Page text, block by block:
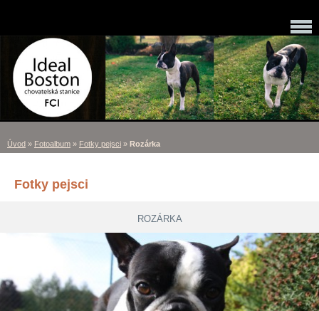
Úvod » Fotoalbum » Fotky pejsci » Rozárka
Fotky pejsci
ROZÁRKA